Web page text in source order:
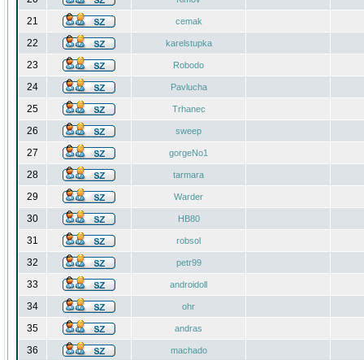
21 cemak
22 karelstupka
23 Robodo
24 Pavlucha
25 Trhanec
26 sweep
27 gorgeNo1
28 tarmara
29 Warder
30 HB80
31 robsol
32 petr99
33 androidoll
34 ohr
35 andras
36 machado